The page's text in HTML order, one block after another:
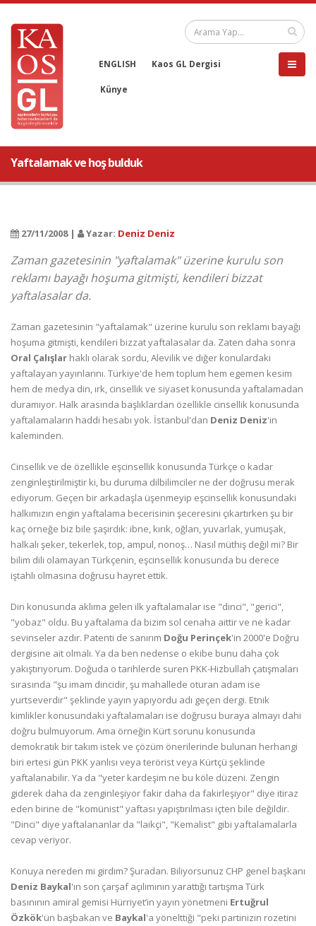
ENGLISH Kaos GL Dergisi
Künye
Yaftalamak ve hoş bulduk
27/11/2008 | Yazar: Deniz Deniz
Zaman gazetesinin "yaftalamak" üzerine kurulu son
reklamı bayağı hoşuma gitmişti, kendileri bizzat
yaftalasalar da.
Zaman gazetesinin "yaftalamak" üzerine kurulu son reklamı bayağı
hoşuma gitmişti, kendileri bizzat yaftalasalar da. Zaten daha sonra
Oral Çalışlar haklı olarak sordu, Alevilik ve diğer konulardaki
yaftalayan yayınlarını. Türkiye'de hem toplum hem egemen kesim
hem de medya din, ırk, cinsellik ve siyaset konusunda yaftalamadan
duramıyor. Halk arasında başlıklardan özellikle cinsellik konusunda
yaftalamaların haddi hesabı yok. İstanbul'dan Deniz Deniz'in
kaleminden.
Cinsellik ve de özellikle eşcinsellik konusunda Türkçe o kadar
zenginleştirilmiştir ki, bu duruma dilbilimciler ne der doğrusu merak
ediyorum. Geçen bir arkadaşla üşenmeyip eşcinsellik konusundaki
halkımızın engin yaftalama becerisinin şeceresini çıkartırken şu bir
kaç örneğe biz bile şaşırdık: ibne, kırık, oğlan, yuvarlak, yumuşak,
halkalı şeker, tekerlek, top, ampul, nonoş… Nasıl müthiş değil mi? Bir
bilim dili olamayan Türkçenin, eşcinsellik konusunda bu derece
iştahlı olmasına doğrusu hayret ettik.
Din konusunda aklıma gelen ilk yaftalamalar ise "dinci", "gerici",
"yobaz" oldu. Bu yaftalama da bizim sol cenaha aittir ve ne kadar
sevinseler azdır. Patenti de sanırım Doğu Perinçek'in 2000'e Doğru
dergisine ait olmalı. Ya da ben nedense o ekibe bunu daha çok
yakıştırıyorum. Doğuda o tarihlerde suren PKK-Hizbullah çatışmaları
sırasında "şu imam dincidir, şu mahallede oturan adam ise
yurtseverdir" şeklinde yayın yapıyordu adı geçen dergi. Etnik
kimlikler konusundaki yaftalamaları ise doğrusu buraya almayı dahi
doğru bulmuyorum. Ama örneğin Kürt sorunu konusunda
demokratik bir takım istek ve çözüm önerilerinde bulunan herhangi
biri ertesi gün PKK yanlısı veya terörist veya Kürtçü şeklinde
yaftalanabilir. Ya da "yeter kardeşim ne bu köle düzeni. Zengin
giderek daha da zenginleşiyor fakir daha da fakirleşiyor" diye itiraz
eden birine de "komünist" yaftası yapıştırılması içten bile değildir.
"Dinci" diye yaftalananlar da "laikçi", "Kemalist" gibi yaftalamalarla
cevap veriyor.
Konuya nereden mi girdim? Şuradan. Biliyorsunuz CHP genel başkanı
Deniz Baykal'ın son çarşaf açılımının yarattığı tartışma Türk
basınının amiral gemisi Hürriyet’in yayın yönetmeni Ertuğrul
Özkök'ün başbakan ve Baykal'a yönelttiği "peki partinizin rozetini